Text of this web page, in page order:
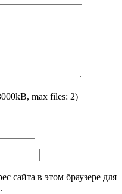
max files: 2)
сайта в этом браузере для